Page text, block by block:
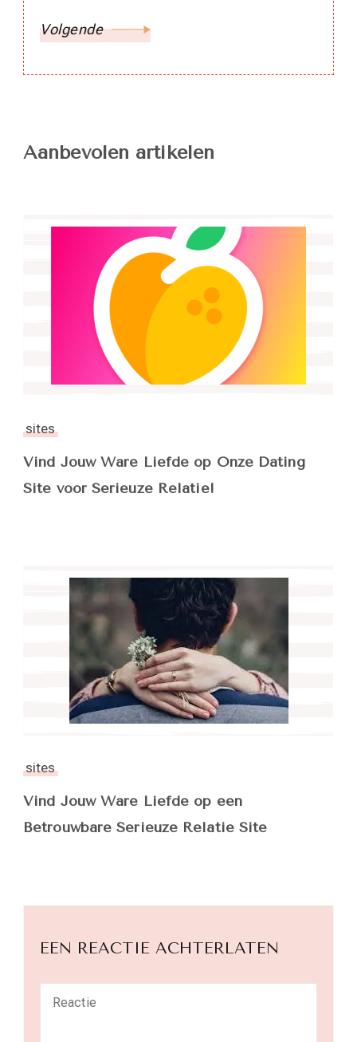
Volgende
Aanbevolen artikelen
sites
Vind Jouw Ware Liefde op Onze Dating
Site voor Serieuze Relatie!
sites
Vind Jouw Ware Liefde op een
Betrouwbare Serieuze Relatie Site
EEN REACTIE ACHTERLATEN